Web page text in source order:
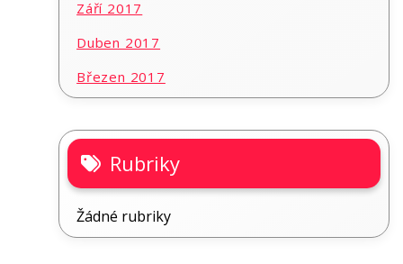
Září 2017
Duben 2017
Březen 2017
Rubriky
Žádné rubriky